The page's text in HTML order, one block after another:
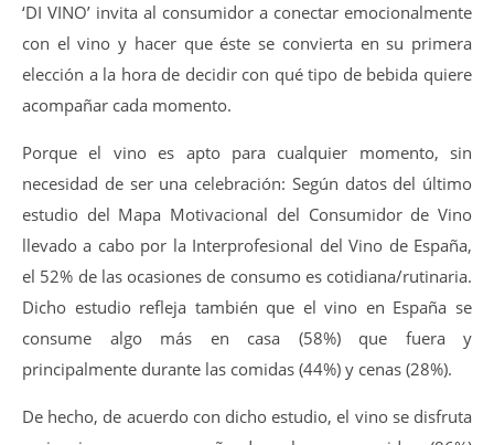
‘DI VINO’ invita al consumidor a conectar emocionalmente
con el vino y hacer que éste se convierta en su primera
elección a la hora de decidir con qué tipo de bebida quiere
acompañar cada momento.
Porque el vino es apto para cualquier momento, sin
necesidad de ser una celebración: Según datos del último
estudio del Mapa Motivacional del Consumidor de Vino
llevado a cabo por la Interprofesional del Vino de España,
el 52% de las ocasiones de consumo es cotidiana/rutinaria.
Dicho estudio refleja también que el vino en España se
consume algo más en casa (58%) que fuera y
principalmente durante las comidas (44%) y cenas (28%).
De hecho, de acuerdo con dicho estudio, el vino se disfruta